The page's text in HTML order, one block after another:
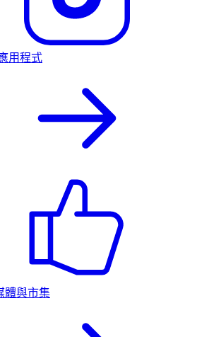
用程式
體與市集